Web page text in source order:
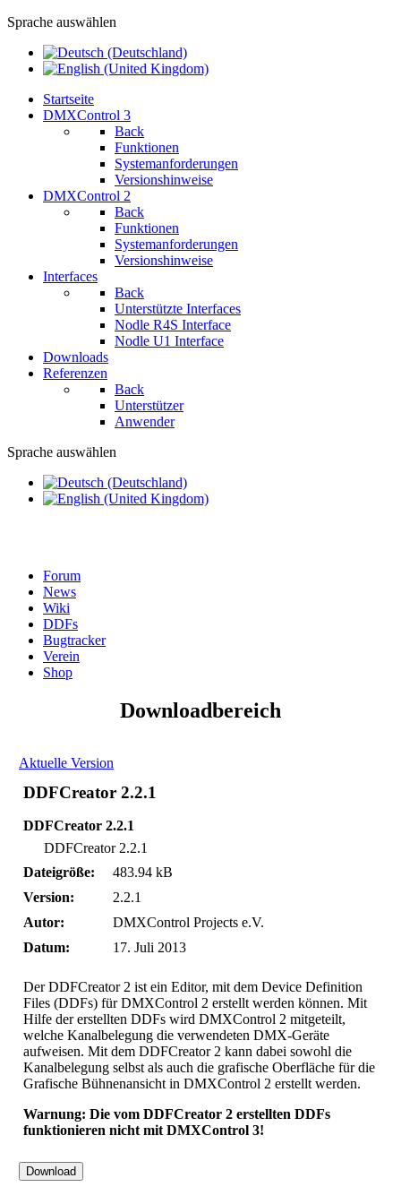
Sprache auswählen
Startseite
DMXControl 3
Back
Funktionen
Systemanforderungen
Versionshinweise
DMXControl 2
Back
Funktionen
Systemanforderungen
Versionshinweise
Interfaces
Back
Unterstützte Interfaces
Nodle R4S Interface
Nodle U1 Interface
Downloads
Referenzen
Back
Unterstützer
Anwender
Sprache auswählen
Forum
News
Wiki
DDFs
Bugtracker
Verein
Shop
Downloadbereich
Aktuelle Version
DDFCreator 2.2.1
DDFCreator 2.2.1
DDFCreator 2.2.1
Dateigröße:
483.94 kB
Version:
2.2.1
Autor:
DMXControl Projects e.V.
Datum:
17. Juli 2013
Der DDFCreator 2 ist ein Editor, mit dem Device Definition
Files (DDFs) für DMXControl 2 erstellt werden können. Mit
Hilfe der erstellten DDFs wird DMXControl 2 mitgeteilt,
welche Kanalbelegung die verwendeten DMX-Geräte
aufweisen. Mit dem DDFCreator 2 kann dabei sowohl die
Kanalbelegung selbst als auch die grafische Oberfläche für die
Grafische Bühnenansicht in DMXControl 2 erstellt werden.
Warnung: Die vom DDFCreator 2 erstellten DDFs
funktionieren nicht mit DMXControl 3!